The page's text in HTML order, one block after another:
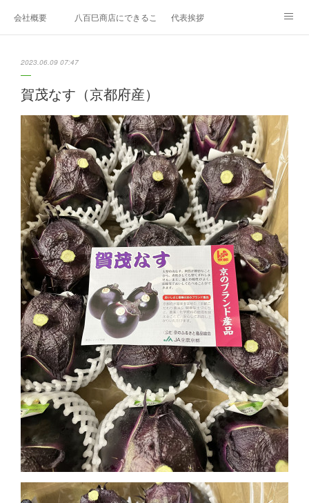
会社概要 八百巳商店にできること 代表挨拶
7月のおすすめ 8月のおすすめ 9月のおすすめ
10月のおすすめ 11月のおすすめ 12月のおすすめ
エディブルフラワー 久保田農園 お問い合わせ
2023.06.09 07:47
賀茂なす（京都府産）